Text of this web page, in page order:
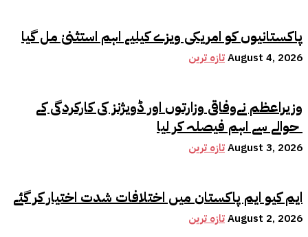
پاکستانیوں کو امریکی ویزے کیلیے اہم استثنیٰ مل گیا
تازہ ترینAugust 4, 2026
وزیراعظم نےوفاقی وزارتوں اور ڈویژنز کی کارکردگی کے
حوالے سے اہم فیصلہ کر لیا
تازہ ترینAugust 3, 2026
ایم کیو ایم پاکستان میں اختلافات شدت اختیار کر گئے
تازہ ترینAugust 2, 2026